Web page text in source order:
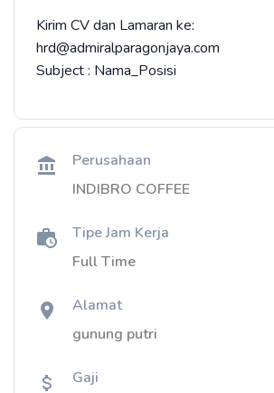
Kirim CV dan Lamaran ke:
hrd@admiralparagonjaya.com
Subject : Nama_Posisi
Perusahaan
INDIBRO COFFEE
Tipe Jam Kerja
Full Time
Alamat
gunung putri
Gaji